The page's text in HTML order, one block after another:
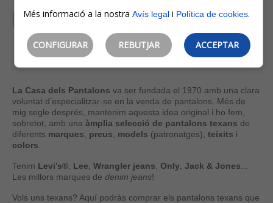
1 2 3 4 5 6 7 8 9 10
11 12
La Casa dels Pantalons va ser fundada el 1970 amb una clara
voluntat d’especialitzar-se en la venda de pantalons. Més de
mig segle després, mantenim aquesta idea original i ho fem,
sobretot, amb una àmplia selecció de pantalons texans de
diferents marques preus models (patronatges), teixits i
colors
Tenim Levi’s® Lee Wrangler jeans Only Jack & Jones
Les millors marques de denim jeans!
Vols uns texans? Aquí podràs comprar els pantalons texans que
Més informació a la nostra Avís legali Política de cookies.
CONFIGURAR REBUTJAR ACCEPTAR